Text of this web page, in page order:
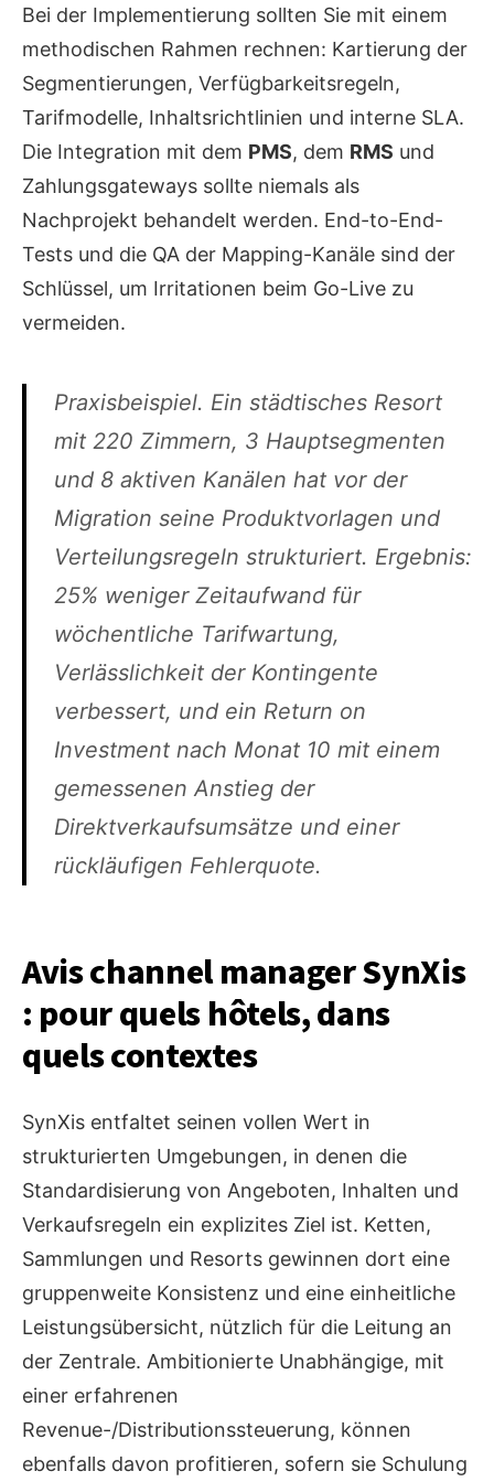
Bei der Implementierung sollten Sie mit einem
methodischen Rahmen rechnen: Kartierung der
Segmentierungen, Verfügbarkeitsregeln,
Tarifmodelle, Inhaltsrichtlinien und interne SLA.
Die Integration mit dem PMS, dem RMS und
Zahlungsgateways sollte niemals als
Nachprojekt behandelt werden. End-to-End-
Tests und die QA der Mapping-Kanäle sind der
Schlüssel, um Irritationen beim Go-Live zu
vermeiden.
Praxisbeispiel. Ein städtisches Resort
mit 220 Zimmern, 3 Hauptsegmenten
und 8 aktiven Kanälen hat vor der
Migration seine Produktvorlagen und
Verteilungsregeln strukturiert. Ergebnis:
25% weniger Zeitaufwand für
wöchentliche Tarifwartung,
Verlässlichkeit der Kontingente
verbessert, und ein Return on
Investment nach Monat 10 mit einem
gemessenen Anstieg der
Direktverkaufsumsätze und einer
rückläufigen Fehlerquote.
Avis channel manager SynXis
: pour quels hôtels, dans
quels contextes
SynXis entfaltet seinen vollen Wert in
strukturierten Umgebungen, in denen die
Standardisierung von Angeboten, Inhalten und
Verkaufsregeln ein explizites Ziel ist. Ketten,
Sammlungen und Resorts gewinnen dort eine
gruppenweite Konsistenz und eine einheitliche
Leistungsübersicht, nützlich für die Leitung an
der Zentrale. Ambitionierte Unabhängige, mit
einer erfahrenen
Revenue-/Distributionssteuerung, können
ebenfalls davon profitieren, sofern sie Schulung